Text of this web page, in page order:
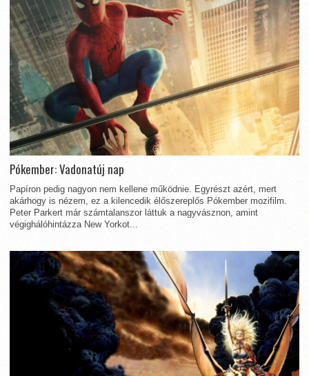
Pókember: Vadonatúj nap
Papíron pedig nagyon nem kellene működnie. Egyrészt azért, mert
akárhogy is nézem, ez a kilencedik élőszereplős Pókember mozifilm.
Peter Parkert már számtalanszor láttuk a nagyvásznon, amint
végighálóhintázza New Yorkot...